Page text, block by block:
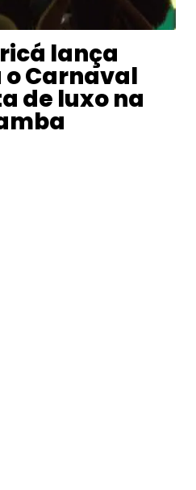
lança
Carnaval
de luxo na